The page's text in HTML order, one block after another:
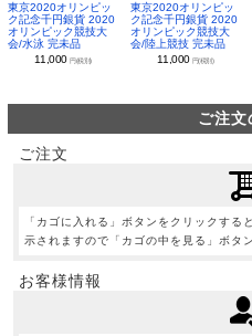
東京2020オリンピッ
ク記念千円銀貨 2020
オリンピック競技大
会/水泳 完未品
11,000円(税別)
東京2020オリンピッ
ク記念千円銀貨 2020
オリンピック競技大
会/陸上競技 完未品
11,000 円(税別)
ご注文
ご注文
「カゴに入れる」ボタンをクリックす
示されますので「カゴの中を見る」ボタ
お客様情報